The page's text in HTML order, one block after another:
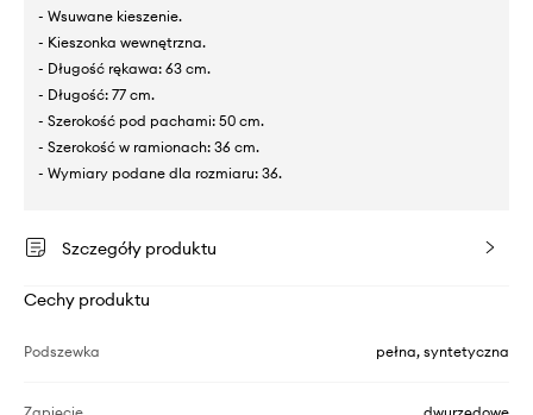
- Wsuwane kieszenie.
- Kieszonka wewnętrzna.
- Długość rękawa: 63 cm.
- Długość: 77 cm.
- Szerokość pod pachami: 50 cm.
- Szerokość w ramionach: 36 cm.
- Wymiary podane dla rozmiaru: 36.
Szczegóły produktu
Cechy produktu
Podszewka pełna, syntetyczna